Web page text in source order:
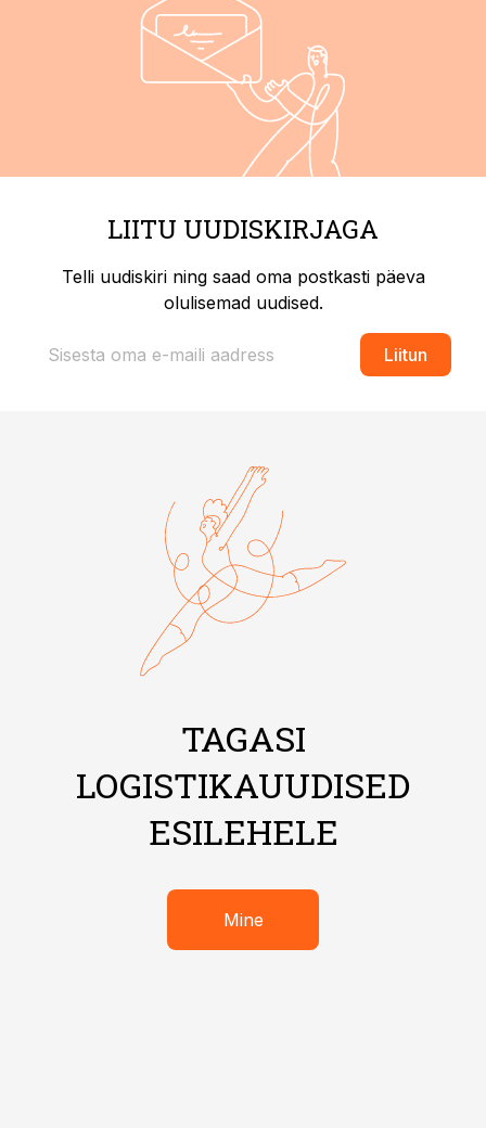
LIITU UUDISKIRJAGA
Telli uudiskiri ning saad oma postkasti päeva
olulisemad uudised.
Liitun
TAGASI
LOGISTIKAUUDISED
ESILEHELE
Mine